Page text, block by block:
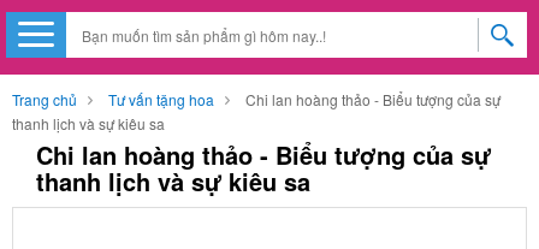
Trang chủ Tư vấn tặng hoa
Chi lan hoàng thảo - Biểu tượng của sự
thanh lịch và sự kiêu sa
Chi lan hoàng thảo - Biểu tượng của sự
thanh lịch và sự kiêu sa